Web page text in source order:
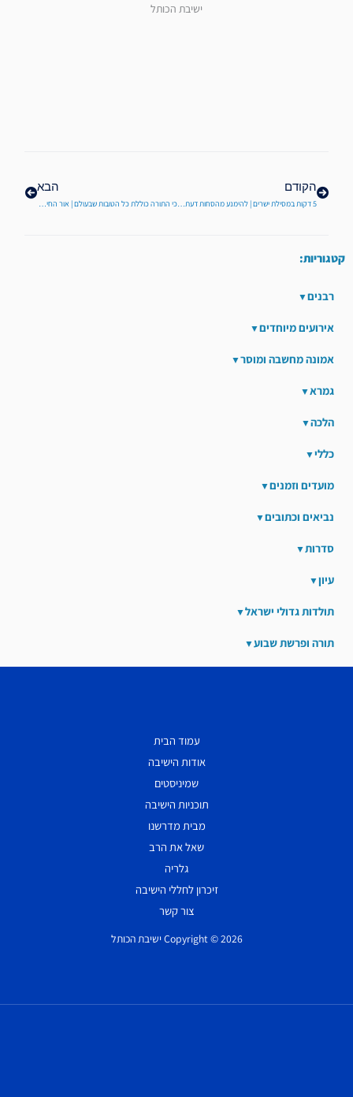
ישיבת הכותל
הקודם
5 דקות במסילת ישרים | להימנע מהסחות דעת כדי לבנות את עולם הפנים
הבא
קטגוריות:
רבנים
אירועים מיוחדים
אמונה מחשבה ומוסר
גמרא
הלכה
כללי
מועדים וזמנים
נביאים וכתובים
סדרות
עיון
תולדות גדולי ישראל
תורה ופרשת שבוע
עמוד הבית
אודות הישיבה
שמיניסטים
תוכניות הישיבה
מבית מדרשנו
שאל את הרב
גלריה
זיכרון לחללי הישיבה
צור קשר
Copyright © 2026 ישיבת הכותל